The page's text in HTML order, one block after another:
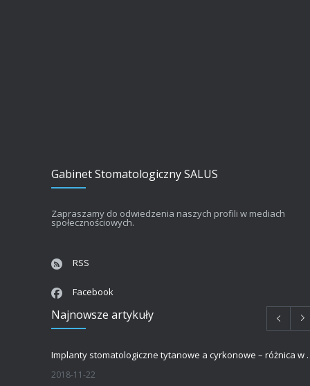
Gabinet Stomatologiczny SALUS
Zapraszamy do odwiedzenia naszych profili w mediach
społecznościowych.
RSS
Facebook
Najnowsze artykuły
Implanty
2018-11-22